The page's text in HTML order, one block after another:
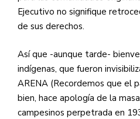
Ejecutivo no signifique
de sus derechos.
Así que -aunque tarde-
indígenas, que fueron
ARENA (Recordemos que el
bien, hace apología de la
campesinos perpetrada en